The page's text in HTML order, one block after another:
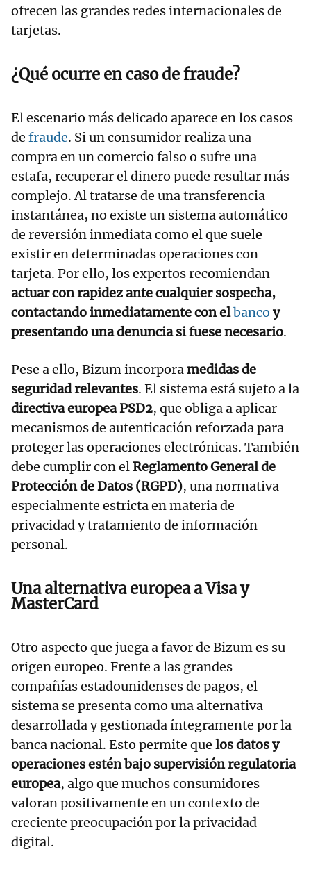
ofrecen las grandes redes internacionales de
tarjetas.
¿Qué ocurre en caso de fraude?
El escenario más delicado aparece en los casos
de fraude. Si un consumidor realiza una
compra en un comercio falso o sufre una
estafa, recuperar el dinero puede resultar más
complejo. Al tratarse de una transferencia
instantánea, no existe un sistema automático
de reversión inmediata como el que suele
existir en determinadas operaciones con
tarjeta. Por ello, los expertos recomiendan
actuar con rapidez ante cualquier sospecha,
contactando inmediatamente con elbanco y
presentando una denuncia si fuese necesario.
Pese a ello, Bizum incorporamedidas de
seguridad relevantes. El sistema está sujeto a la
directiva europea PSD2, que obliga a aplicar
mecanismos de autenticación reforzada para
proteger las operaciones electrónicas. También
debe cumplir con elReglamento General de
Protección de Datos (RGPD), una normativa
especialmente estricta en materia de
privacidad y tratamiento de información
personal.
Una alternativa europea a Visa y
MasterCard
Otro aspecto que juega a favor de Bizum es su
origen europeo. Frente a las grandes
compañías estadounidenses de pagos, el
sistema se presenta como una alternativa
desarrollada y gestionada íntegramente por la
banca nacional. Esto permite que los datos y
operaciones estén bajo supervisión regulatoria
europea, algo que muchos consumidores
valoran positivamente en un contexto de
creciente preocupación por la privacidad
digital.